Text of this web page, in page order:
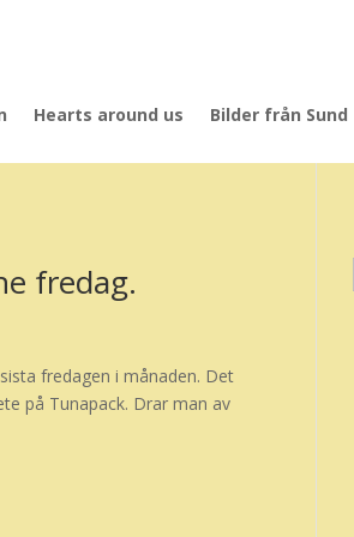
Hearts around us Bilder från Sund
fredag.
fredagen i månaden. Det
på Tunapack. Drar man av